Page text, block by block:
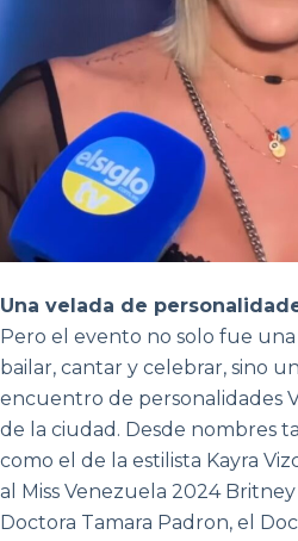
Una velada de
Pero el evento no solo fue una
bailar, cantar y celebrar, sino
encuentro de personalidades
de la ciudad. Desde nombres
como el de la estilista Kayra
al Miss Venezuela 2024
Doctora Tamara Padron, el